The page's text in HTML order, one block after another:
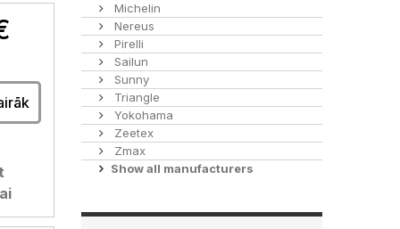
Michelin
Nereus
Pirelli
Sailun
Sunny
Triangle
Yokohama
Zeetex
Zmax
Show all manufacturers